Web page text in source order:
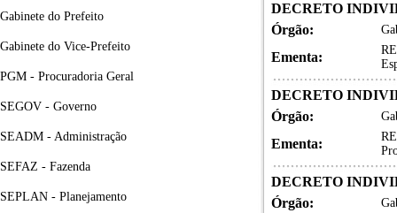
Gabinete do Prefeito
Gabinete do Vice-Prefeito
PGM - Procuradoria Geral
SEGOV - Governo
SEADM - Administração
SEFAZ - Fazenda
SEPLAN - Planejamento
DECRETO
Órgão:
Ementa:
DECRETO
Órgão:
Ementa:
DECRETO
Órgão: